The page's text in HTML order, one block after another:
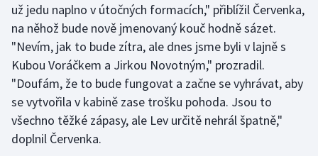
Moderní pětiboj
Motorsport
Olympijské hry
Parasport
Plavání
už jedu naplno v útočných formacích," přiblížil Červenka,
na něhož bude nově jmenovaný kouč hodně sázet.
"Nevím, jak to bude zítra, ale dnes jsme byli v lajně s
Kubou Voráčkem a Jirkou Novotným," prozradil.
"Doufám, že to bude fungovat a začne se vyhrávat, aby
se vytvořila v kabině zase trošku pohoda. Jsou to
všechno těžké zápasy, ale Lev určitě nehrál špatně,"
doplnil Červenka.